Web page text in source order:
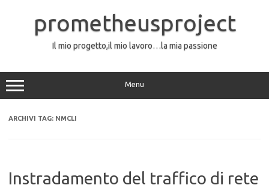
contenutoprometheusproject
Il mio progetto,il mio lavoro…la mia passione
Menu
ARCHIVI TAG: NMCLI
Instradamento del traffico di rete